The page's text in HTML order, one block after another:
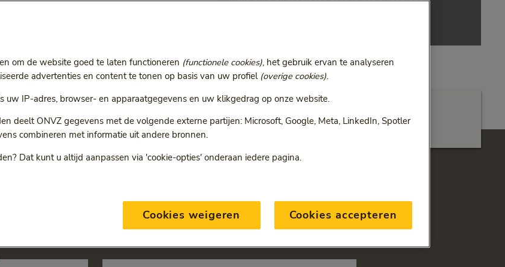
in Vraag toestemming
Zorgverzekering die het beste bij u past
Vrije Keuze en ONVZ Bewuste Keuze. Voor iedereen die kiest voor kwaliteit
en de zekerheid wil dat zorg goed geregeld is.
om de website goed te laten functioneren (functionele cookies), het gebruik ervan te analyseren
advertenties en content te tonen op basis van uw profiel (overige cookies).
uw IP-adres, browser- en apparaatgegevens en uw klikgedrag op onze website.
deelt ONVZ gegevens met de volgende externe partijen: Microsoft, Google, Meta, LinkedIn, Spotler
combineren met informatie uit andere bronnen.
Dat kunt u altijd aanpassen via 'cookie-opties' onderaan iedere pagina.
Cookies weigeren Cookies accepteren